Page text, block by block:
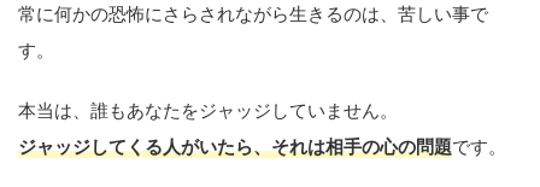
常に何かの恐怖にさらされながら生きるのは、苦しい事で
す。
本当は、誰もあなたをジャッジしていません。
ジャッジしてくる人がいたら、それは相手の心の問題です。